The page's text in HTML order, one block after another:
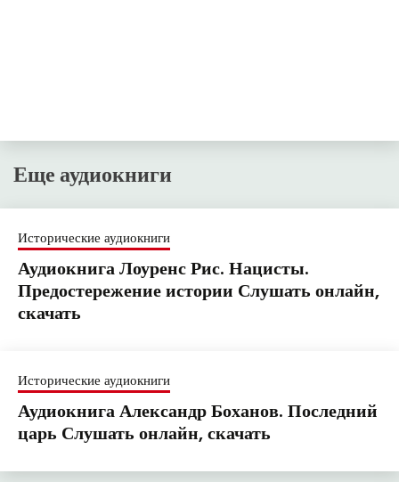
Еще аудиокниги
Исторические аудиокниги
Аудиокнига Лоуренс Рис. Нацисты.
Предостережение истории Слушать онлайн,
скачать
Исторические аудиокниги
Аудиокнига Александр Боханов. Последний
царь Слушать онлайн, скачать